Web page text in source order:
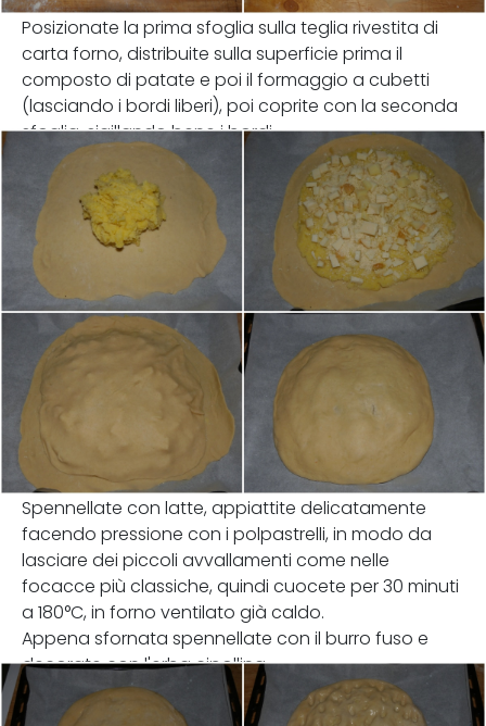
Posizionate la prima sfoglia sulla teglia rivestita di
carta forno, distribuite sulla superficie prima il
composto di patate e poi il formaggio a cubetti
(lasciando i bordi liberi), poi coprite con la seconda
sfoglia, sigillando bene i bordi.
Spennellate con latte, appiattite delicatamente
facendo pressione con i polpastrelli, in modo da
lasciare dei piccoli avvallamenti come nelle
focacce più classiche, quindi cuocete per 30 minuti
a 180°C, in forno ventilato già caldo.
Appena sfornata spennellate con il burro fuso e
decorate con l'erba cipollina.